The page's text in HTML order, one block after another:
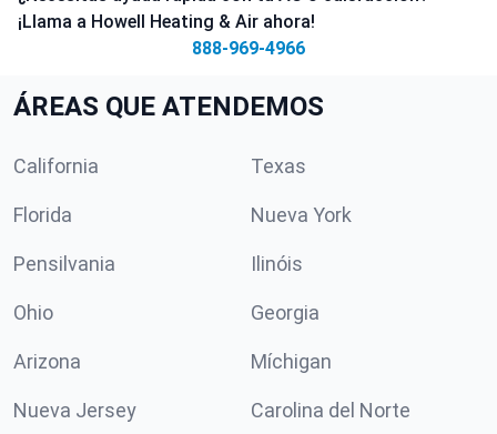
¡Llama a Howell Heating & Air ahora!
888-969-4966
ÁREAS QUE ATENDEMOS
California Texas
Florida Nueva York
Pensilvania Ilinóis
Ohio Georgia
Arizona Míchigan
Nueva Jersey Carolina del Norte